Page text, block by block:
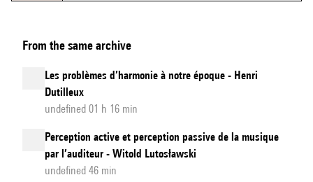
From the same archive
Les problèmes d’harmonie à notre époque - Henri
Dutilleux
undefined 01 h 16 min
Perception active et perception passive de la musique
par l’auditeur - Witold Lutosławski
undefined 46 min